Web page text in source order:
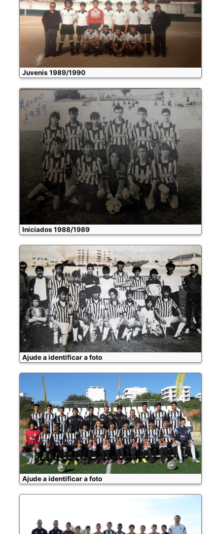
Juvenis 1989/1990
Iniciados 1988/1989
Ajude a identificar a foto
Ajude a identificar a foto